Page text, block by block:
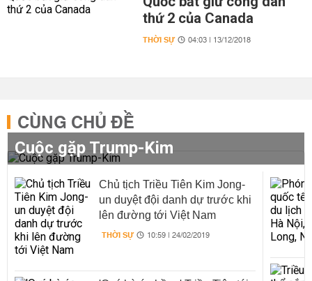
thứ 2 của Canada
THỜI SỰ 04:03 | 13/12/2018
CÙNG CHỦ ĐỀ
Cuộc gặp Trump-Kim
Chủ tịch Triều Tiên Kim Jong-
un duyệt đội danh dự trước khi
lên đường tới Việt Nam
THỜI SỰ 10:59 | 24/02/2019